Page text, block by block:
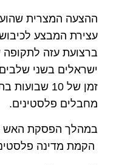
ההצעה המצרית
עצירת המבצע
ברצועת עזה
ישראלים בשני
זמן של 10
מחבלים פלסטינים.
במהלך הפסקת האש
הקמת מדינה